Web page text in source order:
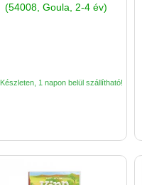
(54008, Goula, 2-4 év)
Készleten, 1 napon belül szállítható!